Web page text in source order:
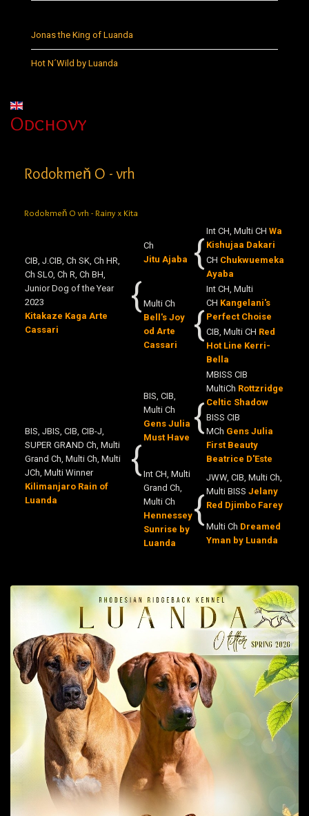
Jonas the King of Luanda
Hot N´Wild by Luanda
Vyberte váš jazyk
Odchovy
Rodokmeň O - vrh
Rodokmeň O vrh - Rainy x Kita
CIB, J.CIB, Ch SK, Ch HR,
Ch SLO, Ch R, Ch BH,
Junior Dog of the Year
2023
Kitakaze Kaga Arte
Cassari
{
Ch
Jitu Ajaba
{
Int CH, Multi CH Wa
Kishujaa Dakari
CH Chukwuemeka
Ayaba
Multi Ch
Bell's Joy
od Arte
Cassari
{
Int CH, Multi
CH Kangelani's
Perfect Choise
CIB, Multi CH Red
Hot Line Kerri-
Bella
BIS, JBIS, CIB, CIB-J,
SUPER GRAND Ch, Multi
Grand Ch, Multi Ch, Multi
JCh, Multi Winner
Kilimanjaro Rain of
Luanda
{
BIS, CIB,
Multi Ch
Gens Julia
Must Have
{
MBISS CIB
MultiCh Rottzridge
Celtic Shadow
BISS CIB
MCh Gens Julia
First Beauty
Beatrice D'Este
Int CH, Multi
Grand Ch,
Multi Ch
Hennessey
Sunrise by
Luanda
{
JWW, CIB, Multi Ch,
Multi BISS Jelany
Red Djimbo Farey
Multi Ch Dreamed
Yman by Luanda